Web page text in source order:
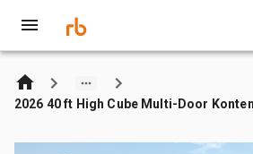
2026 40 ft High Cube Multi-Door